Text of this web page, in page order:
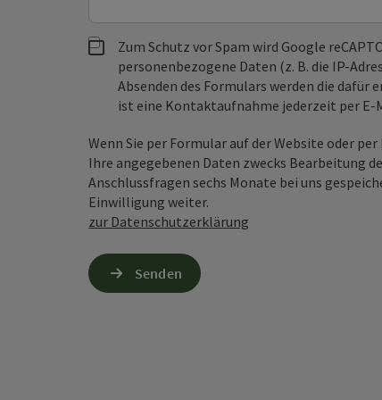
Zum Schutz vor Spam wird Google
personenbezogene Daten (z. B. die IP-
Absenden des Formulars werden die
ist eine Kontaktaufnahme jederzeit per E-
Wenn Sie per Formular auf der Website oder
Ihre angegebenen Daten zwecks Bearbeitung
Anschlussfragen sechs Monate bei uns
Einwilligung weiter.
zur Datenschutzerklärung
Senden